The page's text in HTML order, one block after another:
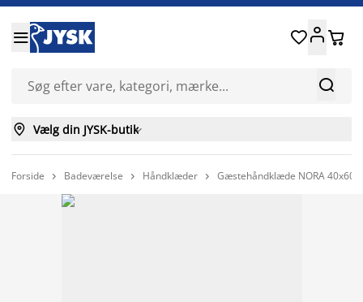


 
 Vælg din JYSK-butik
Forside  Badeværelse  Håndklæder  Gæstehåndklæde NORA 40x60